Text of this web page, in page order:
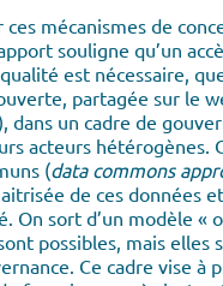
ces mécanismes de
souligne qu’un
est nécessaire,
partagée sur le
dans un cadre de
acteurs hétérogènes.
(data commons
de ces données
On sort d’un modèle «
possibles, mais elles
Ce cadre vise à